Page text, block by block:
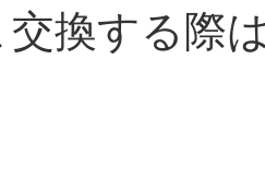
交換する際